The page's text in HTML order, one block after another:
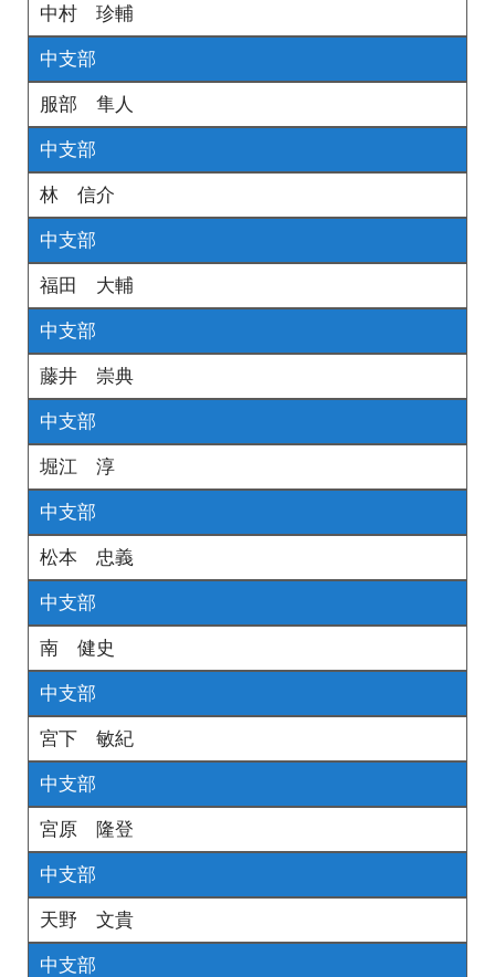
中村 珍輔
中支部
服部 隼人
中支部
林 信介
中支部
福田 大輔
中支部
藤井 崇典
中支部
堀江 淳
中支部
松本 忠義
中支部
南 健史
中支部
宮下 敏紀
中支部
宮原 隆登
中支部
天野 文貴
中支部